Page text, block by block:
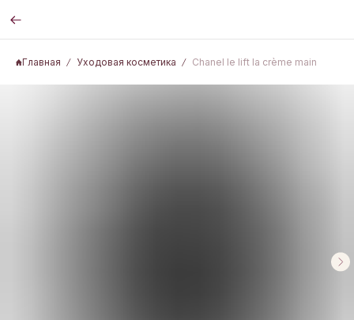
Главная Уходовая косметика Chanel le lift la crème main